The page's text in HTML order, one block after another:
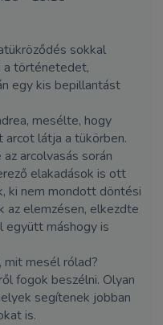
sokkal
a történetedet,
egy kis bepillantást
mesélte, hogy
arcot látja a tükörben.
arcolvasás során
elakadások is ott
ki nem mondott döntési
az elemzésen, elkezdte
együtt máshogy is
mit mesél rólad?
fogok beszélni. Olyan
segítenek jobban
is.